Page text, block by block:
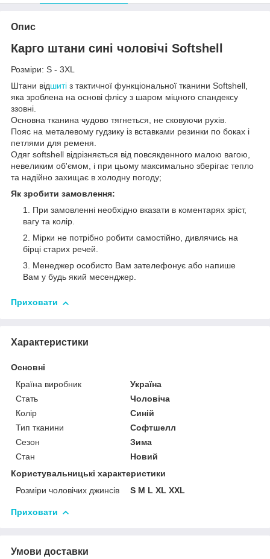
Опис
Карго штани сині чоловічі Softshell
Розміри: S - 3XL
Штани відшиті з тактичної функціональної тканини Softshell,
яка зроблена на основі флісу з шаром міцного спандексу
ззовні.
Основна тканина чудово тягнеться, не сковуючи рухів.
Пояс на металевому гудзику із вставками резинки по боках і
петлями для ременя.
Одяг softshell відрізняється від повсякденного малою вагою,
невеликим об'ємом, і при цьому максимально зберігає тепло
та надійно захищає в холодну погоду;
Як зробити замовлення:
При замовленні необхідно вказати в коментарях зріст,
вагу та колір.
Мірки не потрібно робити самостійно, дивлячись на
бірці старих речей.
Менеджер особисто Вам зателефонує або напише
Вам у будь який месенджер.
Приховати
Характеристики
Основні
Країна виробник
Україна
Стать
Чоловіча
Колір
Синій
Тип тканини
Софтшелл
Сезон
Зима
Стан
Новий
Користувальницькі характеристики
Розміри чоловічих джинсів
S M L XL XXL
Приховати
Умови доставки